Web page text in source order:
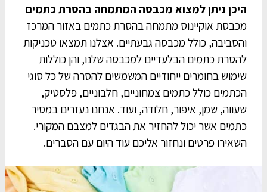
היכן ניתן למצוא מכבסה המתמחה בהסרת כתמים
מכבסת אוקיינוס מתמחה בהסרת כתמים באזור המרכז
והסביבה, כולל מכבסה גבעתיים. אצלנו תמצאו טכניקות
להסרת כתמים הבלעדיים למכבסה שלנו, והן כוללות
שימוש בחומרים ייחודיים המשמשים להסרה של כל סוגי
הכתמים כולל כתמים צמחוניים, חלבוניים, פלסטיק,
שעווה, שמן, איפור, חלודה, ועוד. אנחנו נעזרים במסיר
כתמים אשר יכול להחזיר את הבגדים למצבם המקורי.
השאירו פרטים ונחזור אליכם עוד היום עם הסברים.